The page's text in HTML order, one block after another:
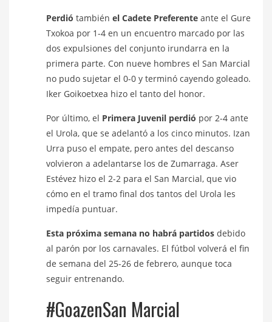
Perdió también el Cadete Preferente ante el Gure
Txokoa por 1-4 en un encuentro marcado por las
dos expulsiones del conjunto irundarra en la
primera parte. Con nueve hombres el San Marcial
no pudo sujetar el 0-0 y terminó cayendo goleado.
Iker Goikoetxea hizo el tanto del honor.
Por último, el Primera Juvenil perdió por 2-4 ante
el Urola, que se adelantó a los cinco minutos. Izan
Urra puso el empate, pero antes del descanso
volvieron a adelantarse los de Zumarraga. Aser
Estévez hizo el 2-2 para el San Marcial, que vio
cómo en el tramo final dos tantos del Urola les
impedía puntuar.
Esta próxima semana no habrá partidos debido
al parón por los carnavales. El fútbol volverá el fin
de semana del 25-26 de febrero, aunque toca
seguir entrenando.
#GoazenSan Marcial